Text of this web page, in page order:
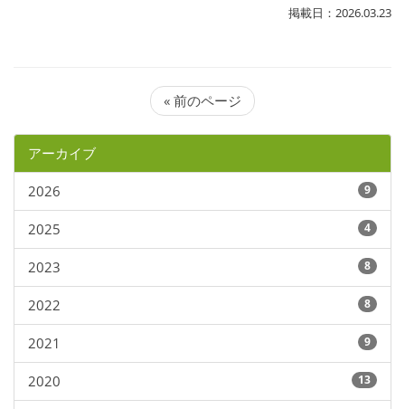
掲載日：2026.03.23
« 前のページ
アーカイブ
2026 9
2025 4
2023 8
2022 8
2021 9
2020 13